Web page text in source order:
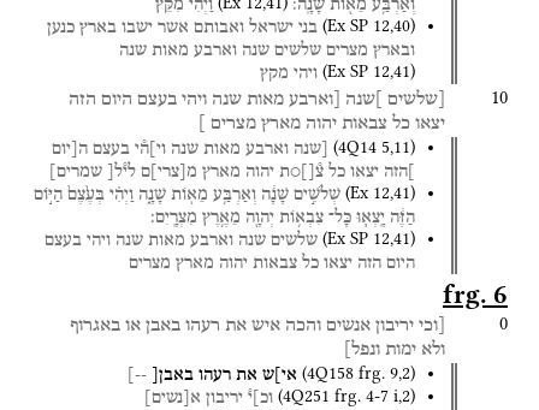
וְאַרְבַּ֥ע מֵא֖וֹת שָׁנָֽה׃ וַיְהִ֗י מִקֵּץ֙
(Ex SP 12,40) בני ישראל ואבותם אשר ישבו בארץ כנען
ובארץ מצרים שלשים שנה וארבע מאות שנה
(Ex SP 12,41) ויהי מקץ
10 [שלשים ]שנה [וארבע מאות שנה ויהי בעצם היום הזה
יצאו כל צבאות יהוה מארץ מצרים
(4Q14 5,11) [שנה וארבע מאות שנה וי]ה֯י בעצם ה[יום
]הזה יצאו כל צ֯[]○ת יהוה מארץ מ צרי ם לי֯ל[ שמרים]
(Ex 12,41) שְׁלֹשִׁ֣ים שָׁנָ֔ה וְאַרְבַּ֥ע מֵא֖וֹת שָׁנָ֑ה וַיְהִ֗י בְּעֶ֙צֶם֙ הַיּ֣וֹם
הַזֶּ֔ה יָֽצְא֛וּ כָּל־ צִבְא֥וֹת יְהוָ֖ה מֵאֶ֥רֶץ מִצְרָֽיִם׃
(Ex SP 12,41) שלשים שנה וארבע מאות שנה ויהי בעצם
היום הזה יצאו כל צבאות יהוה מארץ מצרים
frg. 6
0 [וכי יריבון אנשים והכה איש את רעהו באבן או באגרוף
ולא ימות ונפל]
(4Q158 frg. 9,2) אי]ש את רעהו באבן[ --]
(4Q251 frg. 4-7 i,2) וכ]י֯ יריבון א נשים